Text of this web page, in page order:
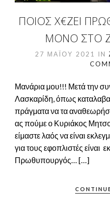
ΠΟΙΌΣ Χ€ΖΕΙ
ΜΌΝΟ ΣΤΟ
27 ΜΑΪ́ΟΥ 2021 IN
Μανάρια μου!!! Μετά την
Λασκαρίδη, όπως
πράγματα να τα
ας πούμε ο Κυριάκος
είμαστε λαός να είναι
για τους εφοπλιστές είναι
Πρωθυπουργός… […]